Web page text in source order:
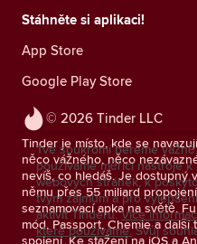
© 2026 Tinder LLC
Tinder je místo, kde se
něco vážného, něco
nevíš, co hledáš. Je dostupný
němu přes 55 miliard
seznamovací apka na světě.
mód, Passport, Chemie a
spojení. Ke stažení na iOS a
Stáhněte si aplikaci!
App Store
Google Play Store
Tvé soukromí bereme
používáme měřicí nástroje
webových stránek, k
tvým zájmům a pro
aktivit Tinderu. Více
které používáme. Svůj